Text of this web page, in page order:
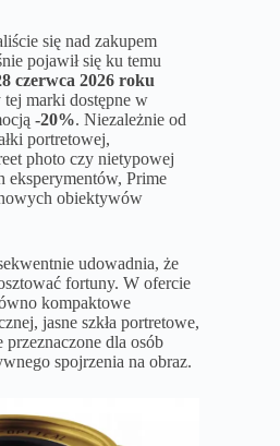
się nad zakupem
pojawił się ku temu
czerwca 2026 roku
marki dostępne w
-20%. Niezależnie od
portretowej,
photo czy nietypowej
Prime
obiektywów
udowadnia, że
fortuny. W ofercie
kompaktowe
jasne szkła portretowe,
dla osób
spojrzenia na obraz.